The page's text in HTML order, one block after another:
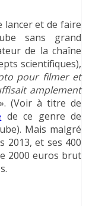
lancer et de faire
sans grand
de la chaîne
scientifiques),
pour filmer et
amplement
(Voir à titre de
de ce genre de
Mais malgré
2013, et ses 400
2000 euros brut